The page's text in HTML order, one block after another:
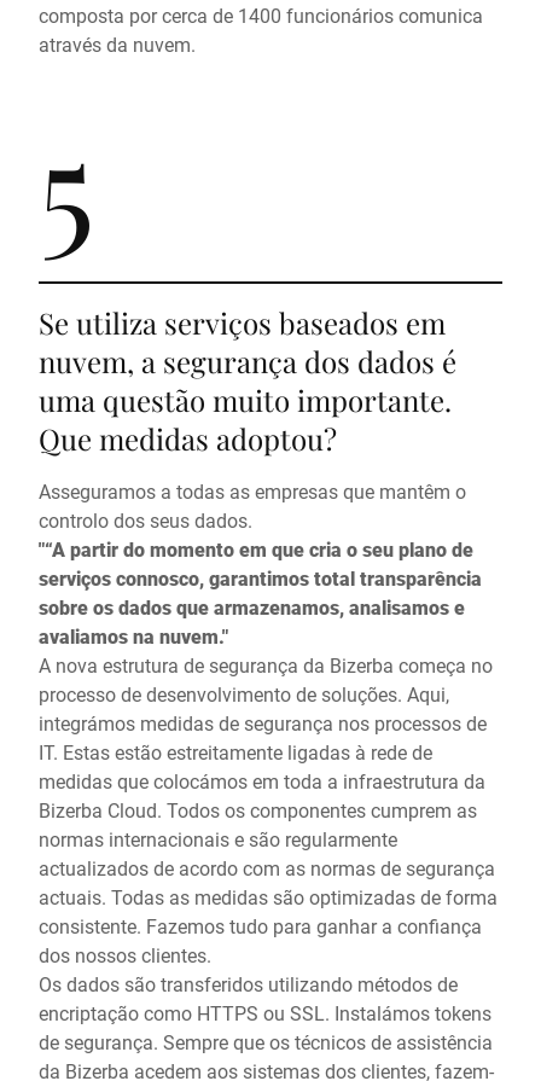
composta por cerca de 1400 funcionários comunica
através da nuvem.
5
Se utiliza serviços baseados em
nuvem, a segurança dos dados é
uma questão muito importante.
Que medidas adoptou?
Asseguramos a todas as empresas que mantêm o
controlo dos seus dados.
"“A partir do momento em que cria o seu plano de
serviços connosco, garantimos total transparência
sobre os dados que armazenamos, analisamos e
avaliamos na nuvem."
A nova estrutura de segurança da Bizerba começa no
processo de desenvolvimento de soluções. Aqui,
integrámos medidas de segurança nos processos de
IT. Estas estão estreitamente ligadas à rede de
medidas que colocámos em toda a infraestrutura da
Bizerba Cloud. Todos os componentes cumprem as
normas internacionais e são regularmente
actualizados de acordo com as normas de segurança
actuais. Todas as medidas são optimizadas de forma
consistente. Fazemos tudo para ganhar a confiança
dos nossos clientes.
Os dados são transferidos utilizando métodos de
encriptação como HTTPS ou SSL. Instalámos tokens
de segurança. Sempre que os técnicos de assistência
da Bizerba acedem aos sistemas dos clientes, fazem-